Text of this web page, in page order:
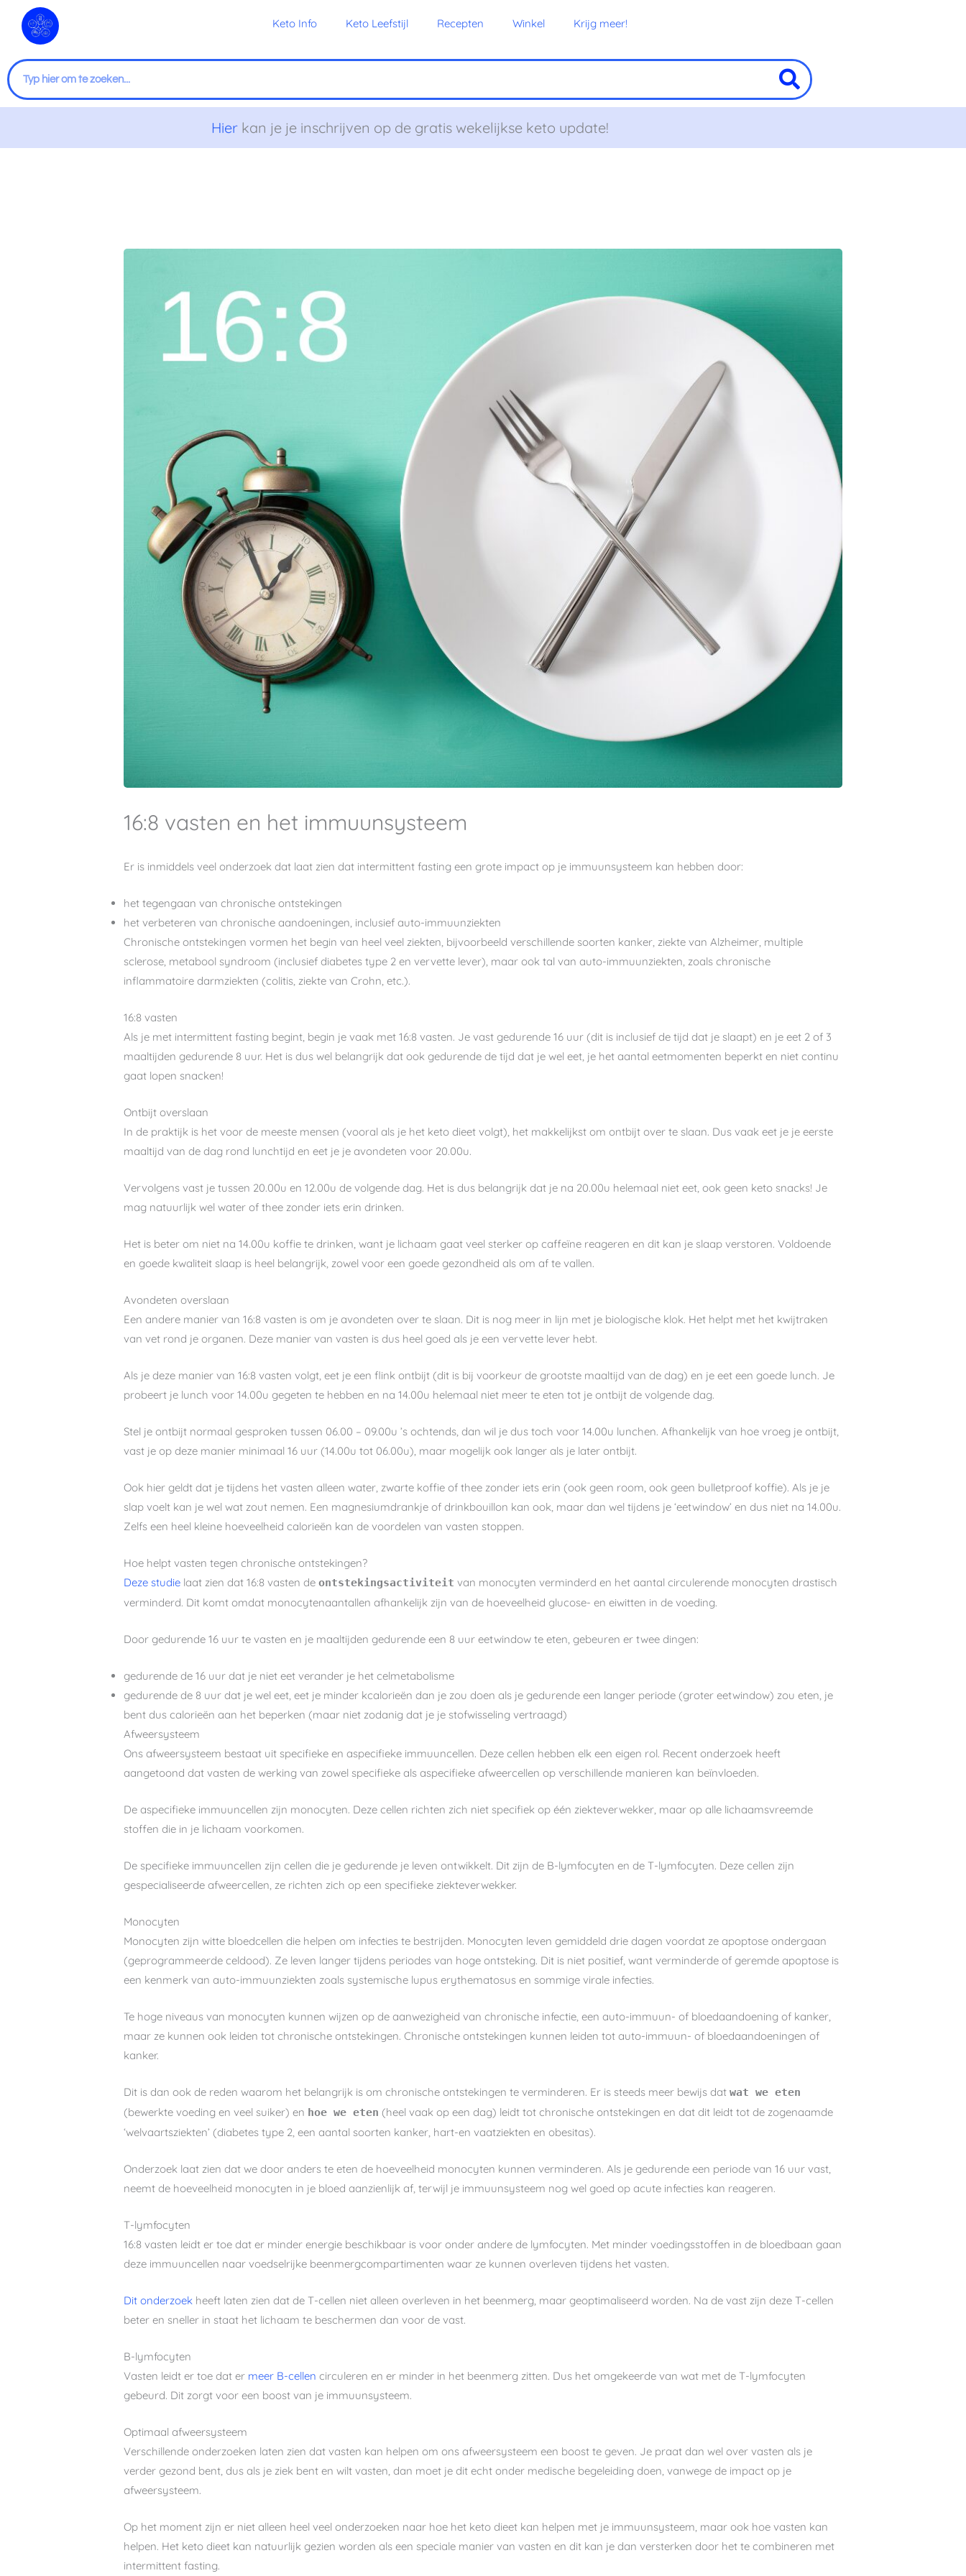
naar
inhoud
Keto Info Keto Leefstijl Recepten Winkel Krijg meer!
Zoeken
Hierkan je je inschrijven op de gratis wekelijkse keto update!
16:8 vasten en het immuunsysteem
Er is inmiddels veel onderzoek dat laat zien dat intermittent fasting een grote impact op je immuunsysteem kan hebben door:
het tegengaan van chronische ontstekingen
het verbeteren van chronische aandoeningen, inclusief auto-immuunziekten
Chronische ontstekingen vormen het begin van heel veel ziekten, bijvoorbeeld verschillende soorten kanker, ziekte van Alzheimer, multiple
sclerose, metabool syndroom (inclusief diabetes type 2 en vervette lever), maar ook tal van auto-immuunziekten, zoals chronische
inflammatoire darmziekten (colitis, ziekte van Crohn, etc.).
16:8 vasten
Als je met intermittent fasting begint, begin je vaak met 16:8 vasten. Je vast gedurende 16 uur (dit is inclusief de tijd dat je slaapt) en je eet 2 of 3
maaltijden gedurende 8 uur. Het is dus wel belangrijk dat ook gedurende de tijd dat je wel eet, je het aantal eetmomenten beperkt en niet continu
gaat lopen snacken!
Ontbijt overslaan
In de praktijk is het voor de meeste mensen (vooral als je het keto dieet volgt), het makkelijkst om ontbijt over te slaan. Dus vaak eet je je eerste
maaltijd van de dag rond lunchtijd en eet je je avondeten voor 20.00u.
Vervolgens vast je tussen 20.00u en 12.00u de volgende dag. Het is dus belangrijk dat je na 20.00u helemaal niet eet, ook geen keto snacks! Je
mag natuurlijk wel water of thee zonder iets erin drinken.
Het is beter om niet na 14.00u koffie te drinken, want je lichaam gaat veel sterker op caffeïne reageren en dit kan je slaap verstoren. Voldoende
en goede kwaliteit slaap is heel belangrijk, zowel voor een goede gezondheid als om af te vallen.
Avondeten overslaan
Een andere manier van 16:8 vasten is om je avondeten over te slaan. Dit is nog meer in lijn met je biologische klok. Het helpt met het kwijtraken
van vet rond je organen. Deze manier van vasten is dus heel goed als je een vervette lever hebt.
Als je deze manier van 16:8 vasten volgt, eet je een flink ontbijt (dit is bij voorkeur de grootste maaltijd van de dag) en je eet een goede lunch. Je
probeert je lunch voor 14.00u gegeten te hebben en na 14.00u helemaal niet meer te eten tot je ontbijt de volgende dag.
Stel je ontbijt normaal gesproken tussen 06.00 – 09.00u ’s ochtends, dan wil je dus toch voor 14.00u lunchen. Afhankelijk van hoe vroeg je ontbijt,
vast je op deze manier minimaal 16 uur (14.00u tot 06.00u), maar mogelijk ook langer als je later ontbijt.
Ook hier geldt dat je tijdens het vasten alleen water, zwarte koffie of thee zonder iets erin (ook geen room, ook geen bulletproof koffie). Als je je
slap voelt kan je wel wat zout nemen. Een magnesiumdrankje of drinkbouillon kan ook, maar dan wel tijdens je ‘eetwindow’ en dus niet na 14.00u.
Zelfs een heel kleine hoeveelheid calorieën kan de voordelen van vasten stoppen.
Hoe helpt vasten tegen chronische ontstekingen?
Deze studie laat zien dat 16:8 vasten deontstekingsactiviteit van monocyten verminderd en het aantal circulerende monocyten drastisch
verminderd. Dit komt omdat monocytenaantallen afhankelijk zijn van de hoeveelheid glucose- en eiwitten in de voeding.
Door gedurende 16 uur te vasten en je maaltijden gedurende een 8 uur eetwindow te eten, gebeuren er twee dingen:
gedurende de 16 uur dat je niet eet verander je het celmetabolisme
gedurende de 8 uur dat je wel eet, eet je minder kcalorieën dan je zou doen als je gedurende een langer periode (groter eetwindow) zou eten, je
bent dus calorieën aan het beperken (maar niet zodanig dat je je stofwisseling vertraagd)
Afweersysteem
Ons afweersysteem bestaat uit specifieke en aspecifieke immuuncellen. Deze cellen hebben elk een eigen rol. Recent onderzoek heeft
aangetoond dat vasten de werking van zowel specifieke als aspecifieke afweercellen op verschillende manieren kan beïnvloeden.
De aspecifieke immuuncellen zijn monocyten. Deze cellen richten zich niet specifiek op één ziekteverwekker, maar op alle lichaamsvreemde
stoffen die in je lichaam voorkomen.
De specifieke immuuncellen zijn cellen die je gedurende je leven ontwikkelt. Dit zijn de B-lymfocyten en de T-lymfocyten. Deze cellen zijn
gespecialiseerde afweercellen, ze richten zich op een specifieke ziekteverwekker.
Monocyten
Monocyten zijn witte bloedcellen die helpen om infecties te bestrijden. Monocyten leven gemiddeld drie dagen voordat ze apoptose ondergaan
(geprogrammeerde celdood). Ze leven langer tijdens periodes van hoge ontsteking. Dit is niet positief, want verminderde of geremde apoptose is
een kenmerk van auto-immuunziekten zoals systemische lupus erythematosus en sommige virale infecties.
Te hoge niveaus van monocyten kunnen wijzen op de aanwezigheid van chronische infectie, een auto-immuun- of bloedaandoening of kanker,
maar ze kunnen ook leiden tot chronische ontstekingen. Chronische ontstekingen kunnen leiden tot auto-immuun- of bloedaandoeningen of
kanker.
Dit is dan ook de reden waarom het belangrijk is om chronische ontstekingen te verminderen. Er is steeds meer bewijs datwat we eten
(bewerkte voeding en veel suiker) en hoe we eten (heel vaak op een dag) leidt tot chronische ontstekingen en dat dit leidt tot de zogenaamde
‘welvaartsziekten’ (diabetes type 2, een aantal soorten kanker, hart-en vaatziekten en obesitas).
Onderzoek laat zien dat we door anders te eten de hoeveelheid monocyten kunnen verminderen. Als je gedurende een periode van 16 uur vast,
neemt de hoeveelheid monocyten in je bloed aanzienlijk af, terwijl je immuunsysteem nog wel goed op acute infecties kan reageren.
T-lymfocyten
16:8 vasten leidt er toe dat er minder energie beschikbaar is voor onder andere de lymfocyten. Met minder voedingsstoffen in de bloedbaan gaan
deze immuuncellen naar voedselrijke beenmergcompartimenten waar ze kunnen overleven tijdens het vasten.
Dit onderzoek heeft laten zien dat de T-cellen niet alleen overleven in het beenmerg, maar geoptimaliseerd worden. Na de vast zijn deze T-cellen
beter en sneller in staat het lichaam te beschermen dan voor de vast.
B-lymfocyten
Vasten leidt er toe dat er meer B-cellen circuleren en er minder in het beenmerg zitten. Dus het omgekeerde van wat met de T-lymfocyten
gebeurd. Dit zorgt voor een boost van je immuunsysteem.
Optimaal afweersysteem
Verschillende onderzoeken laten zien dat vasten kan helpen om ons afweersysteem een boost te geven. Je praat dan wel over vasten als je
verder gezond bent, dus als je ziek bent en wilt vasten, dan moet je dit echt onder medische begeleiding doen, vanwege de impact op je
afweersysteem.
Op het moment zijn er niet alleen heel veel onderzoeken naar hoe het keto dieet kan helpen met je immuunsysteem, maar ook hoe vasten kan
helpen. Het keto dieet kan natuurlijk gezien worden als een speciale manier van vasten en dit kan je dan versterken door het te combineren met
intermittent fasting.